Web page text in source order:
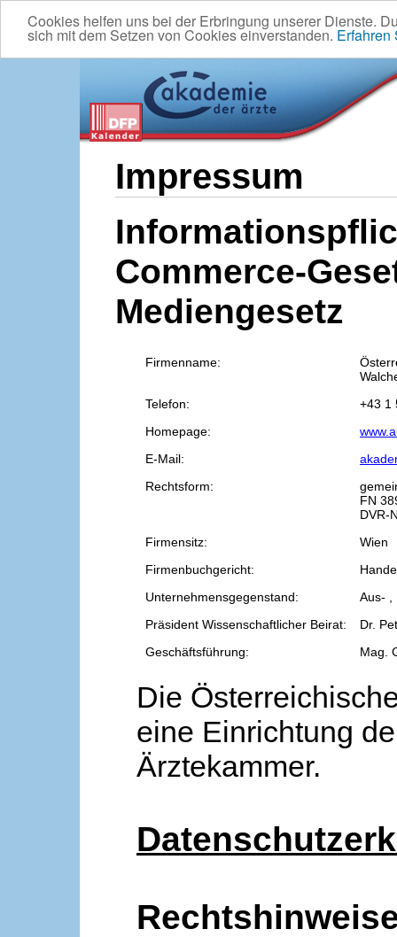
Cookies helfen uns bei der Erbringung unserer Dienste.
sich mit dem Setzen von Cookies einverstanden. Erfahren
Impressum
Commerce-
Mediengesetz
Firmenname:
Telefon:
+43 1
Homepage:
E-Mail:
Rechtsform:
FN
DVR-
Firmensitz:
Wien
Firmenbuchgericht:
Unternehmensgegenstand:
Aus- ,
Präsident Wissenschaftlicher Beirat:
Dr.
Geschäftsführung:
Mag.
Die
eine Einrichtung
Ärztekammer.